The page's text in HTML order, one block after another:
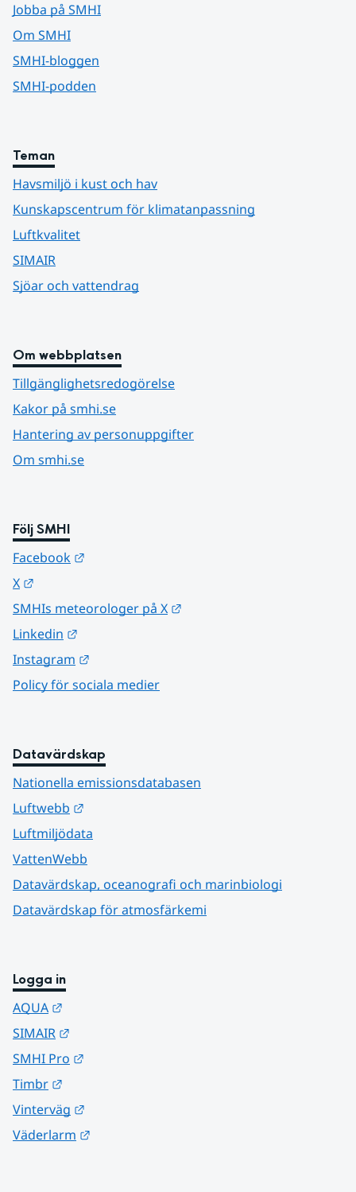
Jobba på SMHI
Om SMHI
SMHI-bloggen
SMHI-podden
Teman
Havsmiljö i kust och hav
Kunskapscentrum för klimatanpassning
Luftkvalitet
SIMAIR
Sjöar och vattendrag
Om webbplatsen
Tillgänglighetsredogörelse
Kakor på smhi.se
Hantering av personuppgifter
Om smhi.se
Följ SMHI
Facebook
X
SMHIs meteorologer på X
Linkedin
Instagram
Policy för sociala medier
Datavärdskap
Nationella emissionsdatabasen
Luftwebb
Luftmiljödata
VattenWebb
Datavärdskap, oceanografi och marinbiologi
Datavärdskap för atmosfärkemi
Logga in
AQUA
SIMAIR
SMHI Pro
Timbr
Vinterväg
Väderlarm